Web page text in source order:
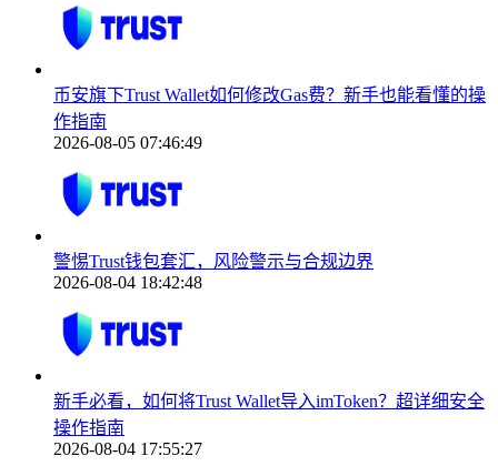
币安旗下Trust Wallet如何修改Gas费？新手也能看懂的操
作指南
2026-08-05 07:46:49
警惕Trust钱包套汇，风险警示与合规边界
2026-08-04 18:42:48
新手必看，如何将Trust Wallet导入imToken？超详细安全
操作指南
2026-08-04 17:55:27